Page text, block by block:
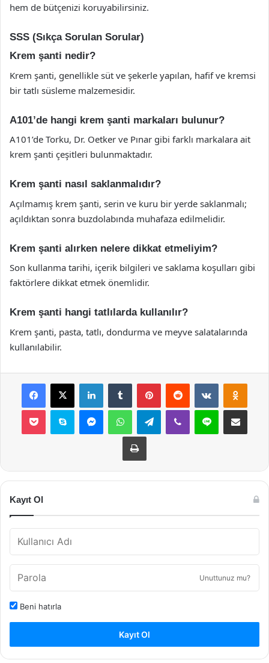
hem de bütçenizi koruyabilirsiniz.
SSS (Sıkça Sorulan Sorular)
Krem şanti nedir?
Krem şanti, genellikle süt ve şekerle yapılan, hafif ve kremsi
bir tatlı süsleme malzemesidir.
A101’de hangi krem şanti markaları bulunur?
A101’de Torku, Dr. Oetker ve Pınar gibi farklı markalara ait
krem şanti çeşitleri bulunmaktadır.
Krem şanti nasıl saklanmalıdır?
Açılmamış krem şanti, serin ve kuru bir yerde saklanmalı;
açıldıktan sonra buzdolabında muhafaza edilmelidir.
Krem şanti alırken nelere dikkat etmeliyim?
Son kullanma tarihi, içerik bilgileri ve saklama koşulları gibi
faktörlere dikkat etmek önemlidir.
Krem şanti hangi tatlılarda kullanılır?
Krem şanti, pasta, tatlı, dondurma ve meyve salatalarında
kullanılabilir.
Facebook
X LinkedInTumblr PinterestReddit VKontakte
Pocket Skype MessengerWhatsAppTelegramViber Line E-Posta ile
Yazdır
Kayıt Ol
Unuttunuz mu?
Beni hatırla
Kayıt Ol